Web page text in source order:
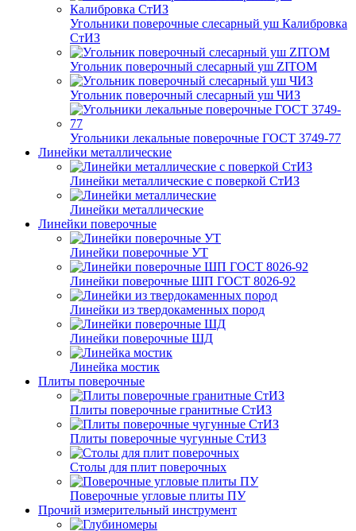
Угольники поверочные слесарный уш Калибровка
СтИЗ
Угольник поверочный слесарный уш ZITOM
Угольник поверочный слесарный уш ЧИЗ
Угольники лекальные поверочные ГОСТ 3749-77
Линейки металлические
Линейки металлические с поверкой СтИЗ
Линейки металлические
Линейки поверочные
Линейки поверочные УТ
Линейки поверочные ШП ГОСТ 8026-92
Линейки из твердокаменных пород
Линейки поверочные ШД
Линейка мостик
Плиты поверочные
Плиты поверочные гранитные СтИЗ
Плиты поверочные чугунные СтИЗ
Столы для плит поверочных
Поверочные угловые плиты ПУ
Прочий измерительный инструмент